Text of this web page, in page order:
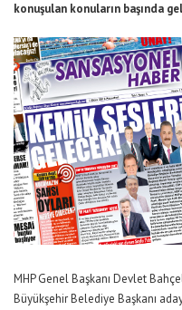
konuşulan konuların başında
MHP Genel Başkanı Devlet
Büyükşehir Belediye Başkanı